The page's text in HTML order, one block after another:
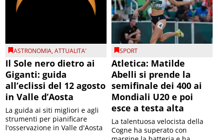
ASTRONOMIA,ATTUALITA'
Il Sole nero dietro ai
Giganti: guida
all’eclissi del 12 agosto
in Valle d’Aosta
La guida ai siti migliori e agli
strumenti per pianificare
l'osservazione in Valle d'Aosta
SPORT
Atletica: Matilde
Abelli si prende la
semifinale dei 400 ai
Mondiali U20 e poi
esce a testa alta
La talentuosa velocista della
Cogne ha superato con